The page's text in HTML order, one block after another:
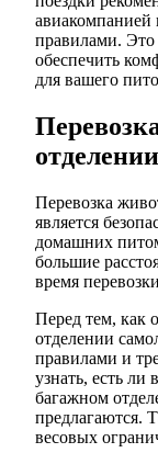
авиакомпанией
правилами. Это
обеспечить
для вашего
Перевозка
является
домашних
большие
время
Перед тем, как
отделении
правилами и
узнать, есть
багажном
предлагаются.
весовых